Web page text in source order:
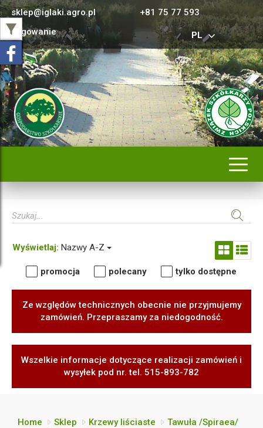
sklep@iglaki.agro.pl
+81 75 77 593
Logowanie
PL
Wyświetlaj: Nazwy A-Z
promocja polecany tylko dostępne
Ze względów technicznych obecnie nie przyjmujemy
zamówień. Przepraszamy za niedogodność.
Wszelkie informacje dotyczące realizacji zamówień i
wysyłek pod nr. tel. 515-893-782
Home Sklep Krzewy liściaste
Tawuła /Spiraea/